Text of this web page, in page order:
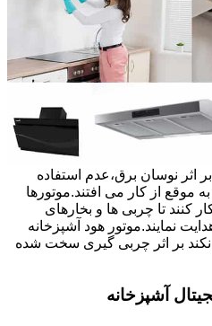
اثر نوسان برق،عدم استفاده
از کار می افتند.موتورها
کنند تا چربی ها و بخارهای
نمایند.موتور هود آشپزخانه
بر اثر چربی گیری سخت شده
آشپزخانه